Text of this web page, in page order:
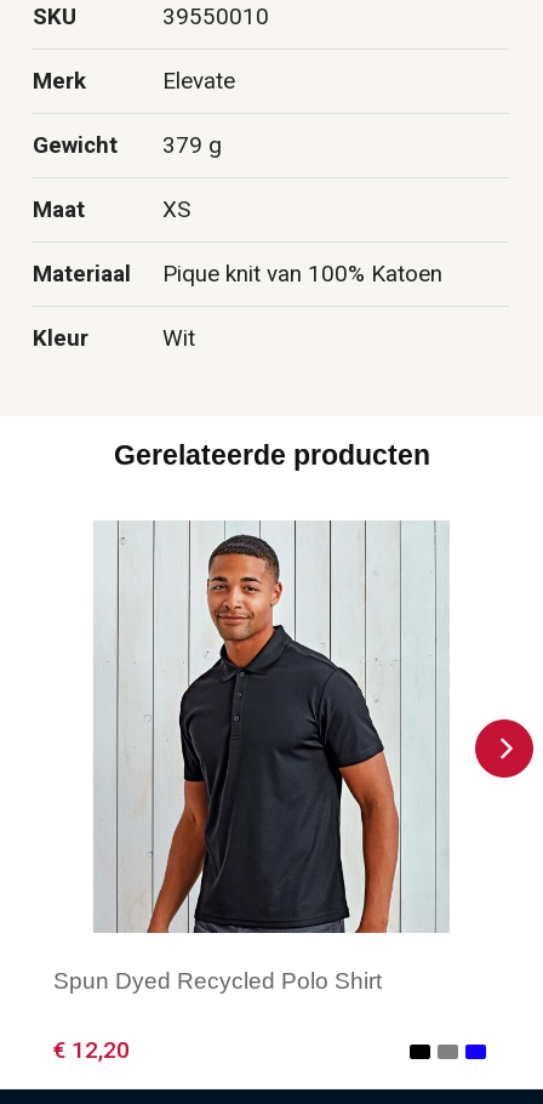
SKU 39550010
Merk Elevate
Gewicht 379 g
Maat XS
Materiaal Pique knit van 100% Katoen
Kleur Wit
Gerelateerde producten
Spun Dyed Recycled Polo Shirt
€ 12,20